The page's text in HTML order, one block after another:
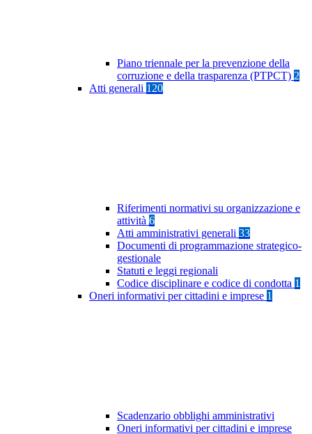
Piano triennale per la prevenzione della
corruzione e della trasparenza (PTPCT) 2
Atti generali 120
Riferimenti normativi su organizzazione e
attività 6
Atti amministrativi generali 33
Documenti di programmazione strategico-
gestionale
Statuti e leggi regionali
Codice disciplinare e codice di condotta 1
Oneri informativi per cittadini e imprese 1
Scadenzario obblighi amministrativi
Oneri informativi per cittadini e imprese